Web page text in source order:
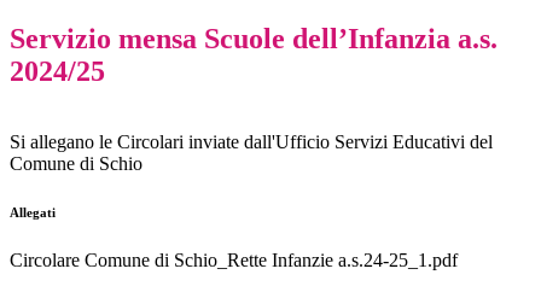
Servizio mensa Scuole dell’Infanzia a.s.
2024/25
Si allegano le Circolari inviate dall'Ufficio Servizi Educativi del
Comune di Schio
Allegati
Circolare Comune di Schio_Rette Infanzie a.s.24-25_1.pdf